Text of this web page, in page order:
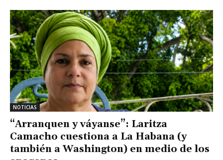
NOTICIAS
“Arranquen y váyanse”: Laritza
Camacho cuestiona a La Habana (y
también a Washington) en medio de los